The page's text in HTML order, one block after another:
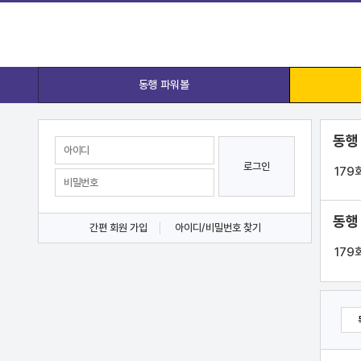
동행 파워볼
로그인
간편 회원 가입 아이디/비밀번호 찾기
동
179
동
179